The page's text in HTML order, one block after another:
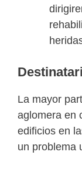
La mayor
aglomera en
edificios en
un problema